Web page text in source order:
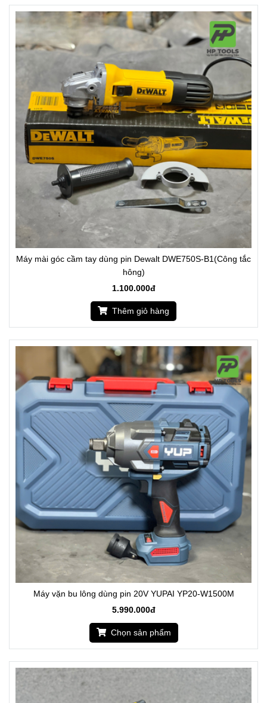
Máy mài góc cầm tay dùng pin Dewalt DWE750S-B1(Công tắc
hông)
1.100.000đ
Thêm giỏ hàng
Máy vặn bu lông dùng pin 20V YUPAI YP20-W1500M
5.990.000đ
Chọn sản phẩm